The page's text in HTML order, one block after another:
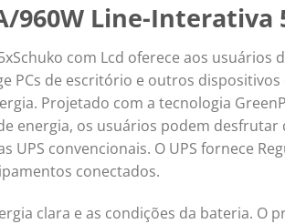
960W Line-Interativa
com Lcd oferece aos usuários
PCs de escritório e outros
Projetado com a tecnologia
energia, os usuários podem desfrutar
convencionais. O UPS fornece
conectados.
clara e as condições da bateria. O